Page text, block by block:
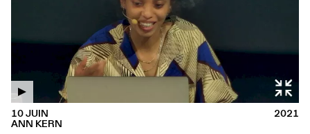
ANN KERN
10 JUIN 2021